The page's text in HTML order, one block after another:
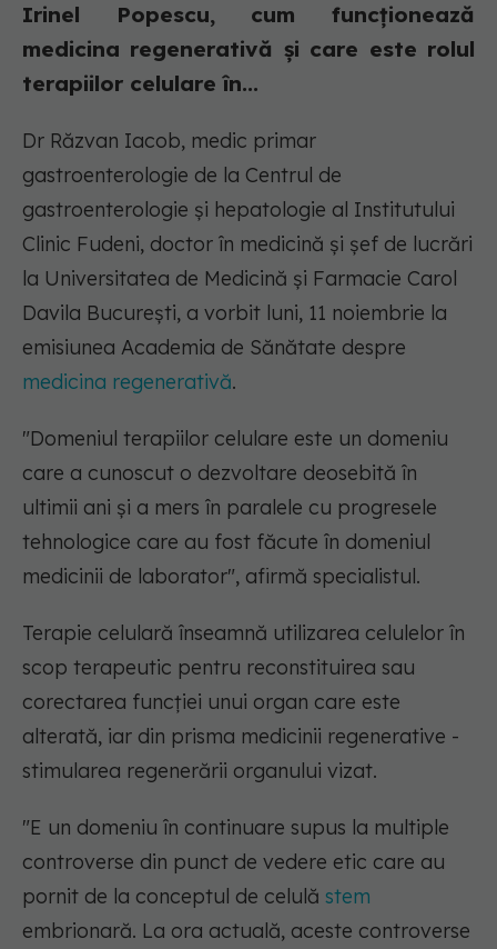
Irinel Popescu, cum funcționează
medicina regenerativă și care este rolul
terapiilor celulare în...
Dr Răzvan Iacob, medic primar
gastroenterologie de la Centrul de
gastroenterologie și hepatologie al Institutului
Clinic Fudeni, doctor în medicină și șef de lucrări
la Universitatea de Medicină și Farmacie Carol
Davila București, a vorbit luni, 11 noiembrie la
emisiunea Academia de Sănătate despre
medicina regenerativă.
"Domeniul terapiilor celulare este un domeniu
care a cunoscut o dezvoltare deosebită în
ultimii ani și a mers în paralele cu progresele
tehnologice care au fost făcute în domeniul
medicinii de laborator", afirmă specialistul.
Terapie celulară înseamnă utilizarea celulelor în
scop terapeutic pentru reconstituirea sau
corectarea funcției unui organ care este
alterată, iar din prisma medicinii regenerative -
stimularea regenerării organului vizat.
"E un domeniu în continuare supus la multiple
controverse din punct de vedere etic care au
pornit de la conceptul de celulă stem
embrionară. La ora actuală, aceste controverse